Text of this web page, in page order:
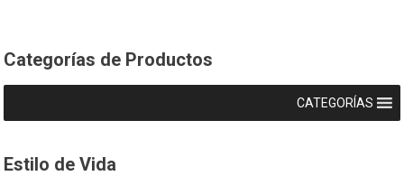
Categorías de Productos
CATEGORÍAS
Estilo de Vida